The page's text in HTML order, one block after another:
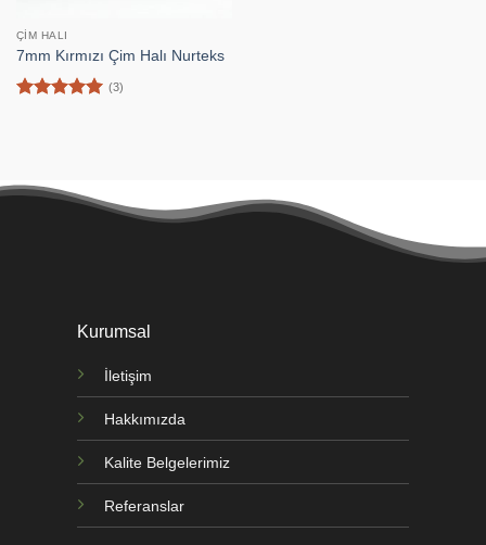
ÇIM HALI
7mm Kırmızı Çim Halı Nurteks
(3)
Kurumsal
İletişim
Hakkımızda
Kalite Belgelerimiz
Referanslar